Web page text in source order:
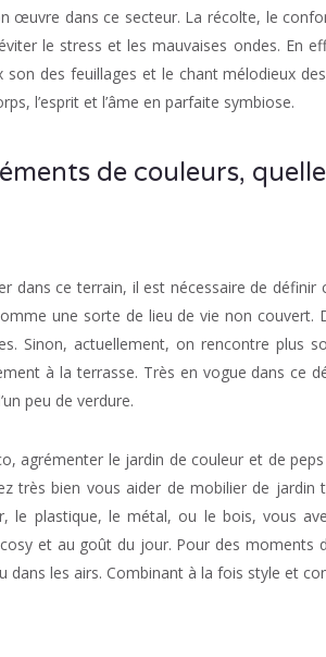
œuvre dans ce secteur. La récolte, le
le stress et les mauvaises ondes. En
son des feuillages et le chant mélodieux
l’esprit et l’âme en parfaite symbiose.
de couleurs,
dans ce terrain, il est nécessaire de
une sorte de lieu de vie non couvert.
Sinon, actuellement, on rencontre plus
à la terrasse. Très en vogue dans ce
peu de verdure.
agrémenter le jardin de couleur et de
très bien vous aider de mobilier de jardin
le plastique, le métal, ou le bois, vous
et au goût du jour. Pour des moments
dans les airs. Combinant à la fois style et